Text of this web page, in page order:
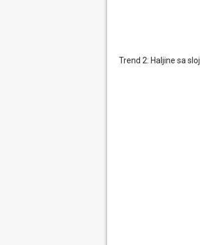
Trend 2: Haljine sa